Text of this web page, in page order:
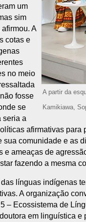
A partir da
Kamikiawa,
um
sim
A
cotas e
no meio
fosse
se
seria a
afirmativas
sua comunidade e as
e ameaças de
fazendo a mesma
línguas indígenas
A organização
– Ecossistema de
em linguística